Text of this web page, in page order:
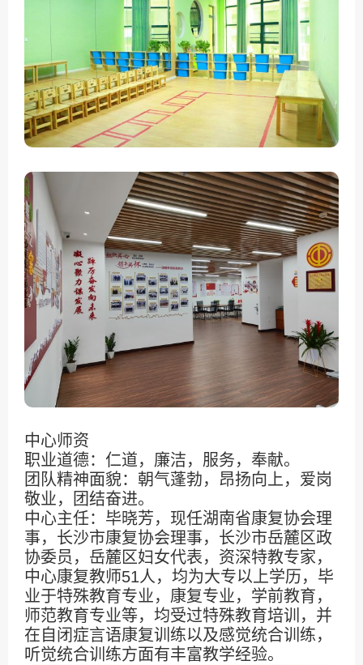
中心师资
职业道德：仁道，廉洁，服务，奉献。
团队精神面貌：朝气蓬勃，昂扬向上，爱岗
敬业，团结奋进。
中心主任：毕晓芳，现任湖南省康复协会理
事，长沙市康复协会理事，长沙市岳麓区政
协委员，岳麓区妇女代表，资深特教专家，
中心康复教师51人，均为大专以上学历，毕
业于特殊教育专业，康复专业，学前教育，
师范教育专业等，均受过特殊教育培训，并
在自闭症言语康复训练以及感觉统合训练，
听觉统合训练方面有丰富教学经验。